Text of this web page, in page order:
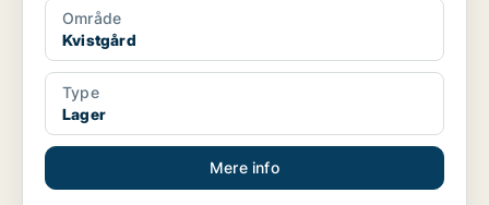
Område
Kvistgård
Type
Lager
Mere info